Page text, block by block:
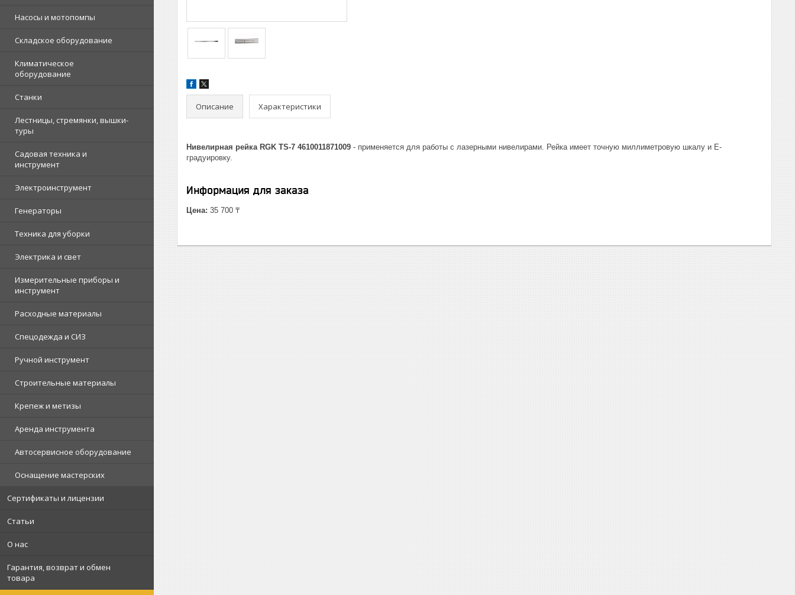
Насосы и мотопомпы
Складское оборудование
Климатическое
оборудование
Станки
Лестницы, стремянки, вышки-
туры
Садовая техника и
инструмент
Электроинструмент
Генераторы
Техника для уборки
Электрика и свет
Измерительные приборы и
инструмент
Расходные материалы
Спецодежда и СИЗ
Ручной инструмент
Строительные материалы
Крепеж и метизы
Аренда инструмента
Автосервисное оборудование
Оснащение мастерских
Сертификаты и лицензии
Статьи
О нас
Гарантия, возврат и обмен
товара
Описание Характеристики
Нивелирная рейка RGK TS-7 4610011871009 - применяется для работы с лазерными нивелирами. Рейка имеет точную миллиметровую шкалу и Е-
градуировку.
Информация для заказа
Цена: 35 700 ₸